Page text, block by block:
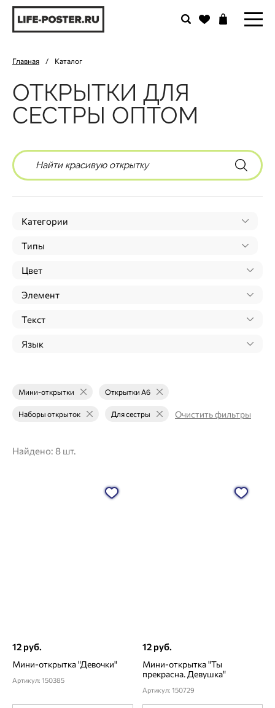
Главная / Каталог
ОТКРЫТКИ ДЛЯ
СЕСТРЫ ОПТОМ
Категории
Типы
Цвет
Элемент
Текст
Язык
Мини-открытки Открытки А6
Наборы открыток Для сестры Очистить фильтры
Найдено: 8 шт.
12 руб.
Мини-открытка "Девочки"
Артикул: 150385
12 руб.
Мини-открытка "Ты
прекрасна. Девушка"
Артикул: 150729